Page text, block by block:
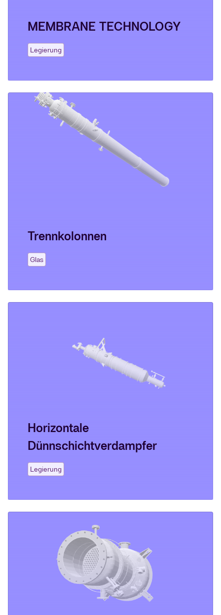
MEMBRANE TECHNOLOGY
Legierung
Trennkolonnen
Glas
Horizontale
Dünnschichtverdampfer
Legierung